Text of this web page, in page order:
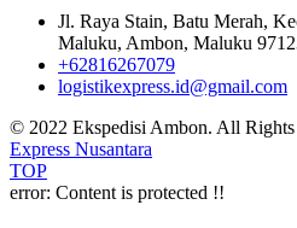
Jl. Raya Stain, Batu Merah,
Maluku, Ambon, Maluku
+62816267079
logistikexpress.id@gmail.com
© 2022 Ekspedisi Ambon. All Rights
Express Nusantara
TOP
error: Content is protected !!